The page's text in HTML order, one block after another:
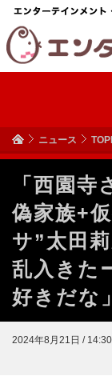
ニュース
「西園寺
偽家族+
サ”太田
乱入きた
好きだな」
2024年8月21日 / 14:30